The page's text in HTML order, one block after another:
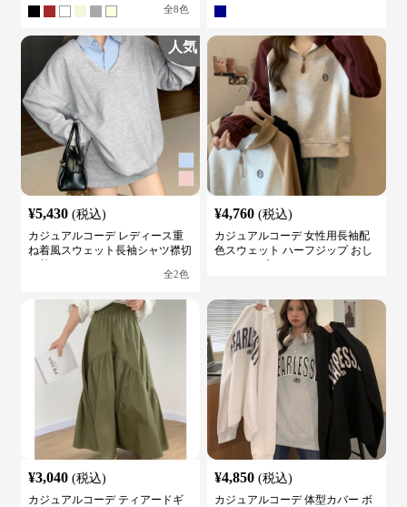
全8色
人気
¥5,430 (税込)
カジュアルコーデ レディース重
ね着風スウェット長袖シャツ襟切
全2色
¥4,760 (税込)
カジュアルコーデ 女性用長袖配
色スウェット ハーフジップ おし
¥3,040 (税込)
カジュアルコーデ ティアードギ
¥4,850 (税込)
カジュアルコーデ 体型カバー ボ